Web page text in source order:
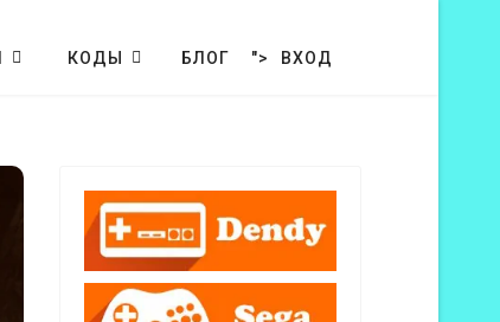
КОДЫ БЛОГ "> ВХОД